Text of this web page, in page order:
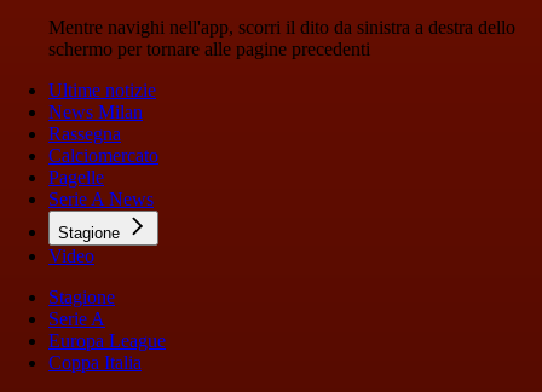
Mentre navighi nell'app, scorri il dito da sinistra a destra dello
schermo per tornare alle pagine precedenti
Ultime notizie
News Milan
Rassegna
Calciomercato
Pagelle
Serie A News
Stagione
Video
Stagione
Serie A
Europa League
Coppa Italia